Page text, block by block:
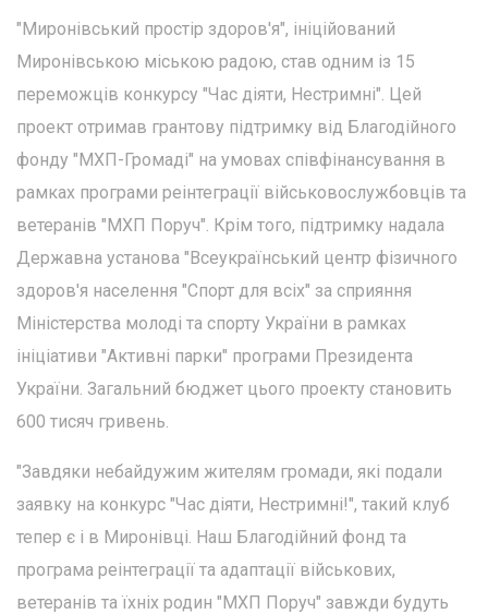
"Миронівський простір здоров'я", ініційований
Миронівською міською радою, став одним із 15
переможців конкурсу "Час діяти, Нестримні". Цей
проект отримав грантову підтримку від Благодійного
фонду "МХП-Громаді" на умовах співфінансування в
рамках програми реінтеграції військовослужбовців та
ветеранів "МХП Поруч". Крім того, підтримку надала
Державна установа "Всеукраїнський центр фізичного
здоров'я населення "Спорт для всіх" за сприяння
Міністерства молоді та спорту України в рамках
ініціативи "Активні парки" програми Президента
України. Загальний бюджет цього проекту становить
600 тисяч гривень.
"Завдяки небайдужим жителям громади, які подали
заявку на конкурс "Час діяти, Нестримні!", такий клуб
тепер є і в Миронівці. Наш Благодійний фонд та
програма реінтеграції та адаптації військових,
ветеранів та їхніх родин "МХП Поруч" завжди будуть